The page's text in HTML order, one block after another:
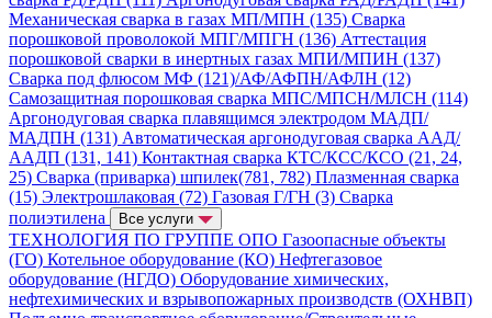
Механическая сварка в газах МП/МПН (135) Сварка
порошковой проволокой МПГ/МПГН (136) Аттестация
порошковой сварки в инертных газах МПИ/МПИН (137)
Сварка под флюсом МФ (121)/АФ/АФПН/АФЛН (12)
Самозащитная порошковая сварка МПС/МПСН/МЛСН (114)
Аргонодуговая сварка плавящимся электродом МАДП/
МАДПН (131) Автоматическая аргонодуговая сварка ААД/
ААДП (131, 141) Контактная сварка КТС/КСС/КСО (21, 24,
25) Сварка (приварка) шпилек(781, 782) Плазменная сварка
(15) Электрошлаковая (72) Газовая Г/ГН (3) Сварка
полиэтилена
Все услуги
ТЕХНОЛОГИЯ ПО ГРУППЕ ОПО Газоопасные объекты
(ГО) Котельное оборудование (КО) Нефтегазовое
оборудование (НГДО) Оборудование химических,
нефтехимических и взрывопожарных производств (ОХНВП)